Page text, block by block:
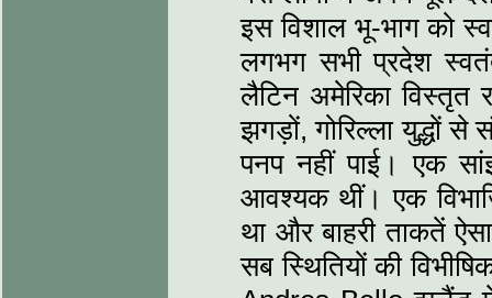
इस विशाल भू-भाग को
लगभग सभी प्रदेश
लैटिन अमेरिका विस्तृत
झगड़ों, गोरिल्ला युद्धों
पनप नहीं पाई। एक
आवश्यक थीं। एक
था और बाहरी ताकतें
सब स्थितियों की